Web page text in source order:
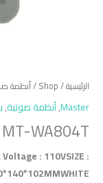
الرئيسية/
Shop
/أنظمة
Master
,أنظمة صوتية,
MT-WA804T
Voltage : 110VSIZE :